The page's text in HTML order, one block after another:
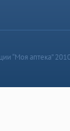
“Моя аптека”